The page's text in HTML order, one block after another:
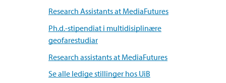
Research Assistants at MediaFutures
Ph.d.-stipendiat i multidisiplinære
geofarestudiar
Research assistants at MediaFutures
Se alle ledige stillinger hos UiB